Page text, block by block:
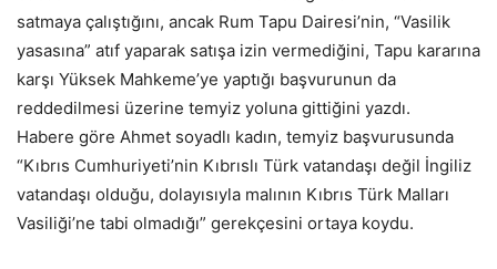
satmaya çalıştığını, ancak Rum Tapu Dairesi’nin, “Vasilik
yasasına” atıf yaparak satışa izin vermediğini, Tapu kararına
karşı Yüksek Mahkeme’ye yaptığı başvurunun da
reddedilmesi üzerine temyiz yoluna gittiğini yazdı.
Habere göre Ahmet soyadlı kadın, temyiz başvurusunda
“Kıbrıs Cumhuriyeti’nin Kıbrıslı Türk vatandaşı değil İngiliz
vatandaşı olduğu, dolayısıyla malının Kıbrıs Türk Malları
Vasiliği’ne tabi olmadığı” gerekçesini ortaya koydu.